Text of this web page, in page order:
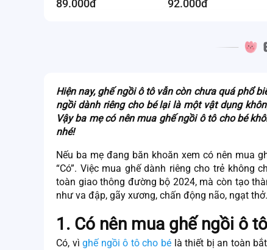
89.000đ 92.000đ
Hiện nay, ghế ngồi ô tô vẫn còn chưa quá phổ
ngồi dành riêng cho bé lại là một vật dụng
Vậy ba mẹcó nên mua ghế ngồi ô tô cho bé
nhé!
Nếu ba mẹ đang băn khoăn xem có nên mua
“Có”. Việc mua ghế dành riêng cho trẻ
toàn giao thông đường bộ 2024, mà còn tạo
như va đập, gãy xương, chấn động não, ngạt
1. Có nên mua ghế ngồi ô
Có, vìghế ngồi ô tô cho bé là thiết bị an toàn